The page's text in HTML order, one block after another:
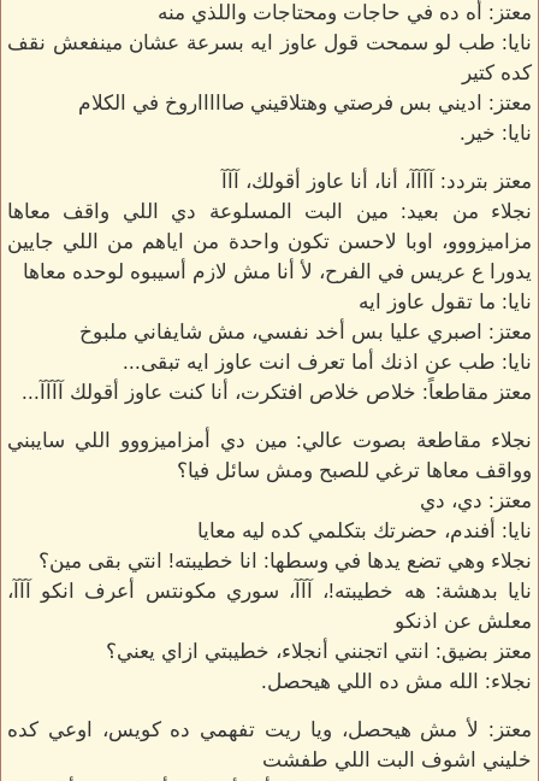
معتز: أه ده في حاجات ومحتاجات واللذي منه
نايا: طب لو سمحت قول عاوز ايه بسرعة عشان مينفعش نقف
كده كتير
معتز: اديني بس فرصتي وهتلاقيني صاااااروخ في الكلام
نايا: خير.
معتز بتردد: آآآآ، أنا، أنا عاوز أقولك، آآآ
نجلاء من بعيد: مين البت المسلوعة دي اللي واقف معاها
مزاميزووو، اوبا لاحسن تكون واحدة من اياهم من اللي جايين
يدورا ع عريس في الفرح، لأ أنا مش لازم أسيبوه لوحده معاها
نايا: ما تقول عاوز ايه
معتز: اصبري عليا بس أخد نفسي، مش شايفاني ملبوخ
نايا: طب عن اذنك أما تعرف انت عاوز ايه تبقى...
معتز مقاطعاً: خلاص خلاص افتكرت، أنا كنت عاوز أقولك آآآآ...
نجلاء مقاطعة بصوت عالي: مين دي أمزاميزووو اللي سايبني
وواقف معاها ترغي للصبح ومش سائل فيا؟
معتز: دي، دي
نايا: أفندم، حضرتك بتكلمي كده ليه معايا
نجلاء وهي تضع يدها في وسطها: انا خطيبته! انتي بقى مين؟
نايا بدهشة: هه خطيبته!، آآآ، سوري مكونتس أعرف انكو آآآ،
معلش عن اذنكو
معتز بضيق: انتي اتجنني أنجلاء، خطيبتي ازاي يعني؟
نجلاء: الله مش ده اللي هيحصل.
معتز: لأ مش هيحصل، ويا ريت تفهمي ده كويس، اوعي كده
خليني اشوف البت اللي طفشت